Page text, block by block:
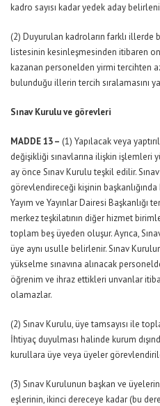
kadro sayısı kadar yedek aday
(2) Duyurulan kadroların farklı illerde
listesinin kesinleşmesinden itibaren
kazanan personelden yirmi tercihten
bulunduğu illerin tercih sıralamasını
Sınav Kurulu ve görevleri
MADDE 13 – (1) Yapılacak veya
değişikliği sınavlarına ilişkin işlemleri
ay önce Sınav Kurulu teşkil edilir.
görevlendireceği kişinin
Yayım ve Yayınlar Dairesi
merkez teşkilatının diğer hizmet
toplam beş üyeden oluşur. Ayrıca,
üye aynı usulle belirlenir. Sınav
yükselme sınavına alınacak
öğrenim ve ihraz ettikleri unvanlar
olamazlar.
(2) Sınav Kurulu, üye tamsayısı ile
İhtiyaç duyulması halinde kurum
kurullara üye veya üyeler
(3) Sınav Kurulunun başkan ve
eşlerinin, ikinci dereceye kadar (bu